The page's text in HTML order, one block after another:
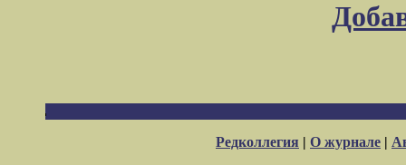
Редколлегия | О журнале |